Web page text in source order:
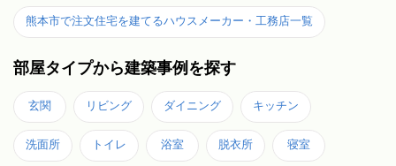
熊本市で注文住宅を建てるハウスメーカー・工務店一覧
部屋タイプから建築事例を探す
玄関 リビング ダイニング キッチン
洗面所 トイレ 浴室 脱衣所 寝室